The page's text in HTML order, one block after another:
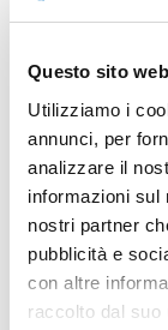
Questo sito
Utilizziamo i
annunci, per
analizzare il
informazioni sul
nostri partner
pubblicità e
con altre
raccolto dal suo
Quest’anno il
l’efficacia
i testi sono stati
accessibilità e i
concentrandosi
collegamenti
Ateneo,
Rinnovata
in quattro